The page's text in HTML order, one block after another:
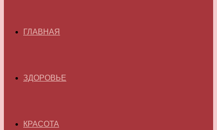
ГЛАВНАЯ
ЗДОРОВЬЕ
КРАСОТА